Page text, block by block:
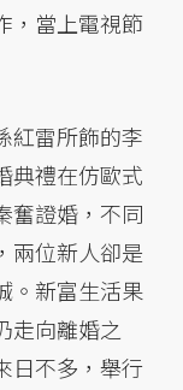
，當上電視節
紅雷所飾的李
典禮在仿歐式
奮證婚，不同
兩位新人卻是
。新富生活果
走向離婚之
日不多，舉行